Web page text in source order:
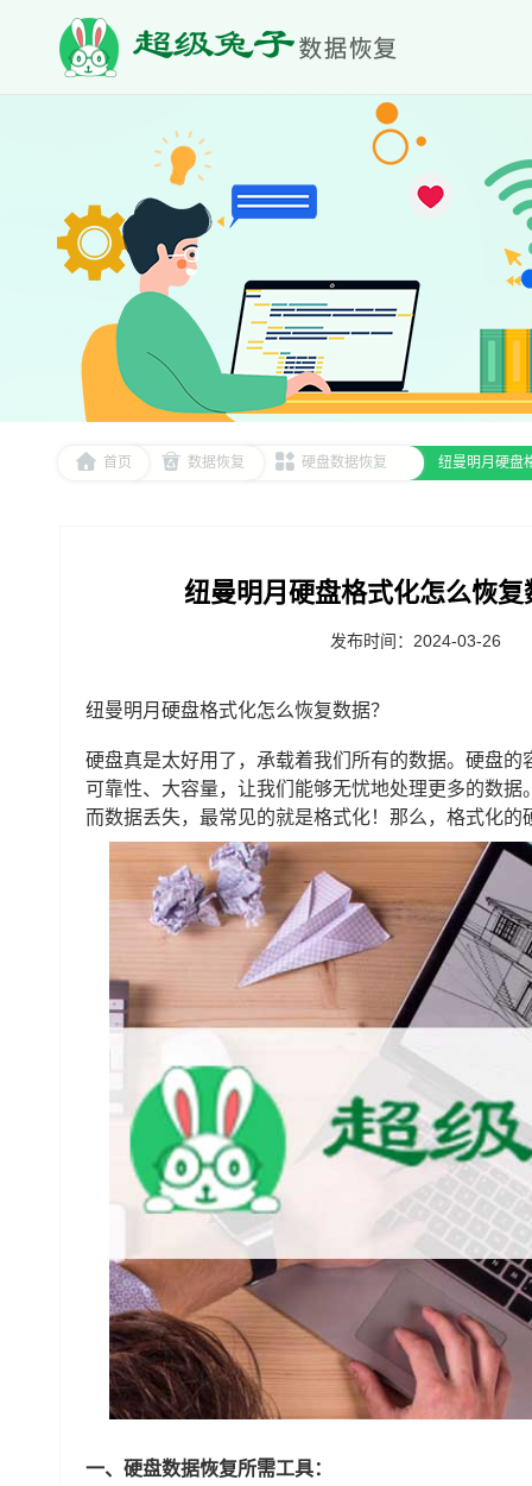
首页 数据恢复 硬盘数据恢复 纽曼明月硬盘
纽曼明月硬盘格式化怎么恢
发布时间：2024-03-26
纽曼明月硬盘格式化怎么恢复数据？
硬盘真是太好用了，承载着我们所有的数据。硬盘
可靠性、大容量，让我们能够无忧地处理更多的数
而数据丢失，最常见的就是格式化！那么，格式化
一、硬盘数据恢复所需工具：